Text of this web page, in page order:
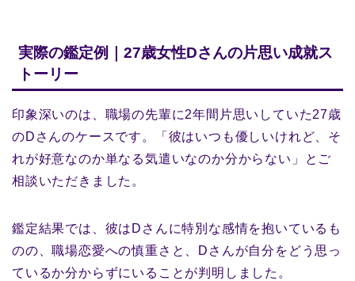
実際の鑑定例｜27歳女性Dさんの片思い成就ス
トーリー
印象深いのは、職場の先輩に2年間片思いしていた27歳
のDさんのケースです。「彼はいつも優しいけれど、そ
れが好意なのか単なる気遣いなのか分からない」とご
相談いただきました。
鑑定結果では、彼はDさんに特別な感情を抱いているも
のの、職場恋愛への慎重さと、Dさんが自分をどう思っ
ているか分からずにいることが判明しました。